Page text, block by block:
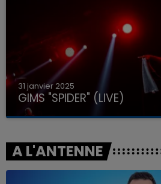
31 janvier 2025
GIMS "SPIDER" (LIVE)
A L'ANTENNE